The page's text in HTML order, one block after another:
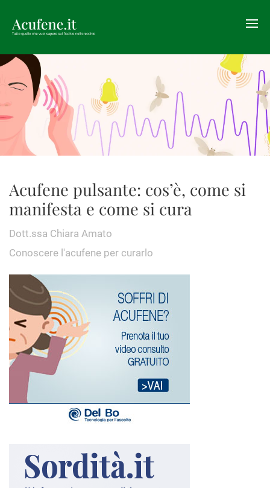
Acufene pulsante: cos’è, come si
manifesta e come si cura
Dott.ssa Chiara Amato
Conoscere l'acufene per curarlo